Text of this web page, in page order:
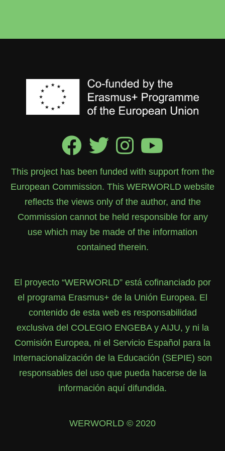
This project has been funded with support from the
European Commission. This WERWORLD website
reflects the views only of the author, and the
Commission cannot be held responsible for any
use which may be made of the information
contained therein.
El proyecto “WERWORLD” está cofinanciado por
el programa Erasmus+ de la Unión Europea. El
contenido de esta web es responsabilidad
exclusiva del COLEGIO ENGEBA y AIJU, y ni la
Comisión Europea, ni el Servicio Español para la
Internacionalización de la Educación (SEPIE) son
responsables del uso que pueda hacerse de la
información aquí difundida.
WERWORLD © 2020